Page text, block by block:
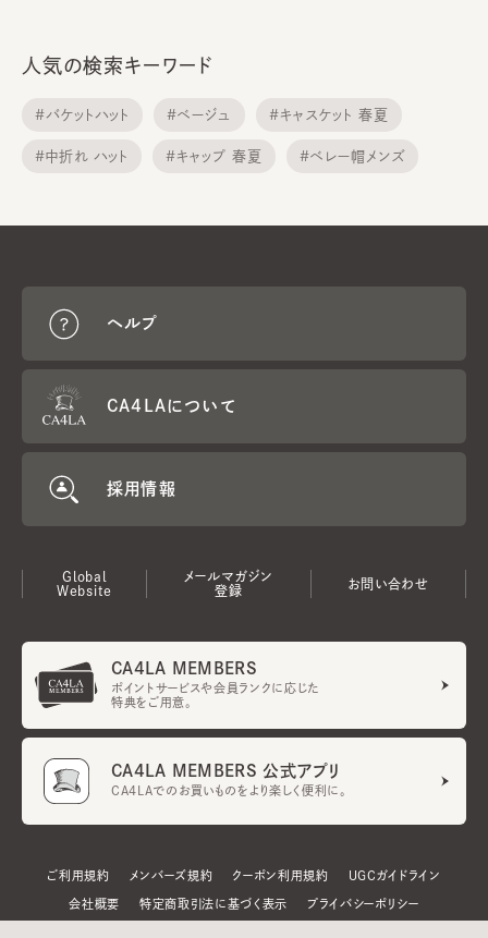
人気の検索キーワード
#バケットハット #ベージュ #キャスケット 春夏
#中折れ ハット #キャップ 春夏 #ベレー帽メンズ
ヘルプ
CA4LAについて
採用情報
Global
Website
メールマガジン
登録
お問い合わせ
CA4LA MEMBERS
ポイントサービスや会員ランクに応じた
特典をご用意。
CA4LA MEMBERS 公式アプリ
CA4LAでのお買いものをより楽しく便利に。
ご利用規約 メンバーズ規約 クーポン利用規約 UGCガイドライン
会社概要 特定商取引法に基づく表示 プライバシーポリシー